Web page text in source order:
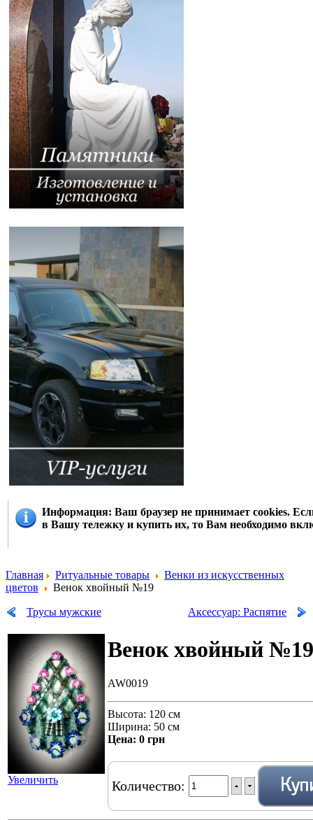
Информация: Ваш браузер не принимает cookies.
в Вашу тележку и купить их, то Вам необходимо
Главная Ритуальные товары
Венки из искусственных
цветов
Венок хвойный №19
Трусы мужские Аксессуар: Распятие
Увеличить
Венок хвойный №19
AW0019
Высота: 120 см
Ширина: 50 см
Цена: 0 грн
Количество: